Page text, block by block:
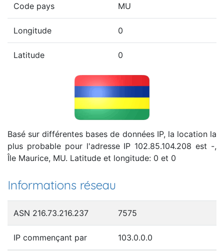
Code pays MU
Longitude 0
Latitude 0
Basé sur différentes bases de données IP, la location la
plus probable pour l'adresse IP 102.85.104.208 est -,
Île Maurice, MU. Latitude et longitude: 0 et 0
Informations réseau
ASN 216.73.216.237 7575
IP commençant par 103.0.0.0